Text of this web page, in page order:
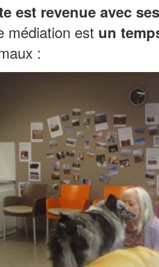
est revenue avec
médiation est un
: